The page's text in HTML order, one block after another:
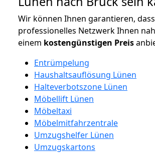
Wir können Ihnen garantieren,
professionelles Netzwerk Ihnen
einem kostengünstigen Preis
Entrümpelung
Haushaltsauflösung Lünen
Halteverbotszone Lünen
Möbellift Lünen
Möbeltaxi
Möbelmitfahrzentrale
Umzugshelfer Lünen
Umzugskartons